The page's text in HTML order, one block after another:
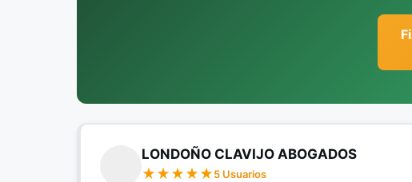
LONDOÑO CLAVIJO ABOGADOS
5 Usuarios